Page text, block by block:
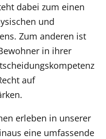
dabei zum einen
und
Zum anderen ist
in ihrer
auf
erleben in unserer
eine umfassende